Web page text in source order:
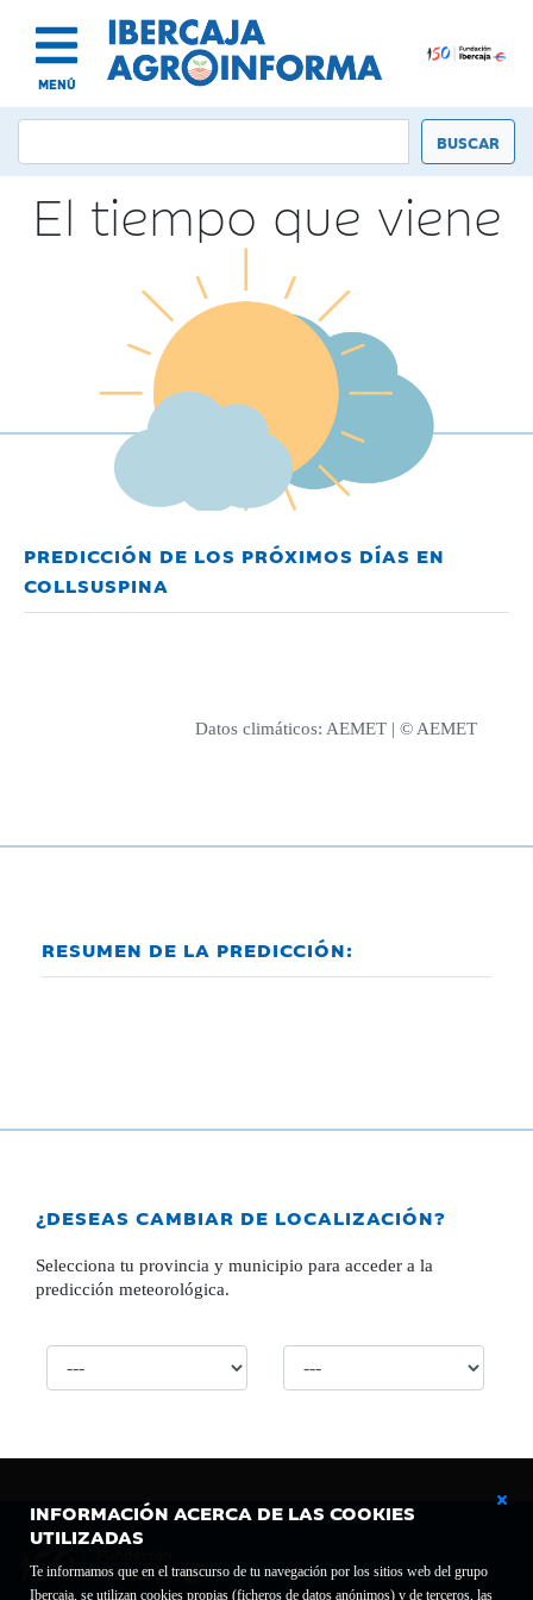
MENÚ
INFORMACIÓN ACERCA DE LAS COOKIES
UTILIZADAS
Te informamos que en el transcurso de tu navegación por los sitios web del grupo
Ibercaja, se utilizan cookies propias (ficheros de datos anónimos) y de terceros, las
El tiempo que viene
PREDICCIÓN DE LOS PRÓXIMOS DÍAS EN
COLLSUSPINA
Datos climáticos: AEMET | © AEMET
RESUMEN DE LA PREDICCIÓN:
¿DESEAS CAMBIAR DE LOCALIZACIÓN?
Selecciona tu provincia y municipio para acceder a la
predicción meteorológica.